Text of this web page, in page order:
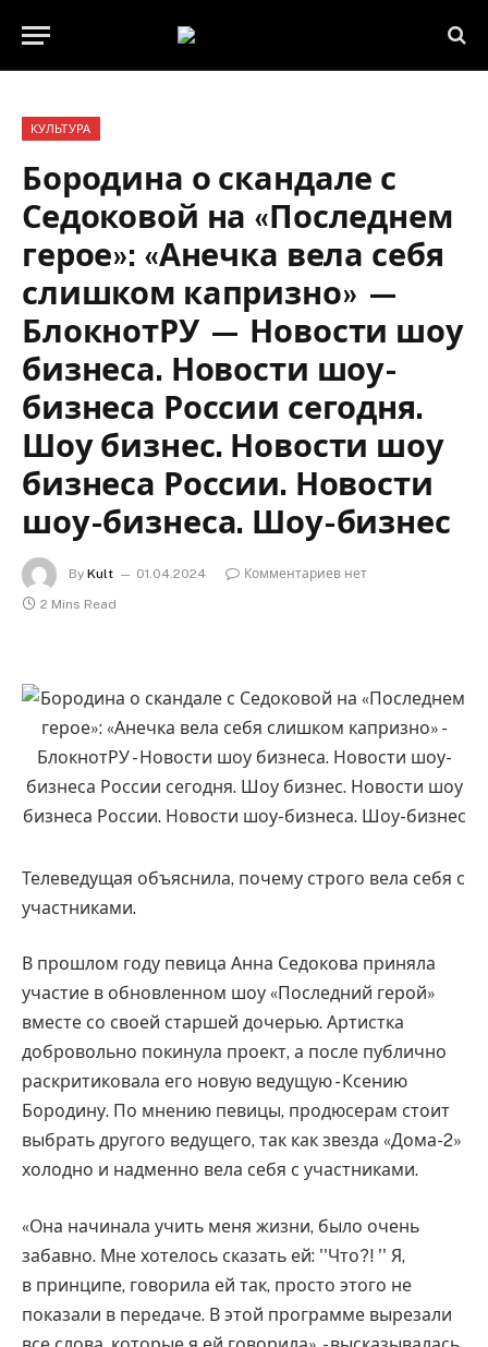
КУЛЬТУРА
Бородина о скандале с
Седоковой на «Последнем
герое»: «Анечка вела себя
слишком капризно» —
БлокнотРУ — Новости шоу
бизнеса. Новости шоу-
бизнеса России сегодня.
Шоу бизнес. Новости шоу
бизнеса России. Новости
шоу-бизнеса. Шоу-бизнес
By Kult 01.04.2024
Комментариев нет
2 Mins Read
Телеведущая объяснила, почему строго вела себя с
участниками.
В прошлом году певица Анна Седокова приняла
участие в обновленном шоу «Последний герой»
вместе со своей старшей дочерью. Артистка
добровольно покинула проект, а после публично
раскритиковала его новую ведущую - Ксению
Бородину. По мнению певицы, продюсерам стоит
выбрать другого ведущего, так как звезда «Дома-2»
холодно и надменно вела себя с участниками.
«Она начинала учить меня жизни, было очень
забавно. Мне хотелось сказать ей: ''Что?! '' Я,
в принципе, говорила ей так, просто этого не
показали в передаче. В этой программе вырезали